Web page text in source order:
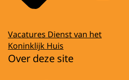
Vacatures Dienst van het
Koninklijk Huis
Over deze site